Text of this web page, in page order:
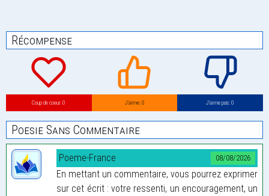
Récompense
Coup de coeur: 0 J’aime: 0 J’aime pas: 0
Poesie Sans Commentaire
08/08/2026
Poeme-France
En mettant un commentaire, vous pourrez exprimer
sur cet écrit : votre ressenti, un encouragement, un